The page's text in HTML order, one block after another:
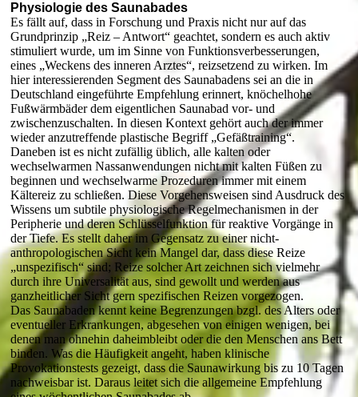
Physiologie des Saunabades
Es fällt auf, dass in Forschung und Praxis nicht nur auf das
Grundprinzip „Reiz – Antwort“ geachtet, sondern es auch aktiv
stimuliert wurde, um im Sinne von Funktionsverbesserungen,
eines „Weckens des inneren Arztes“, reizsetzend zu wirken. Im
hier interessierenden Segment des Saunabadens sei an die in
Deutschland eingeführte Empfehlung erinnert, knöchelhohe
Fußwärmbäder dem eigentlichen Saunabad vor- und
zwischenzuschalten. In diesen Kontext gehört auch der immer
wieder anzutreffende plastische Begriff „Gefäßtraining“.
Daneben ist es nicht zufällig üblich, alle kalten oder
wechselwarmen Nassanwendungen nicht mit kalten Füßen zu
beginnen und wechselwarme Prozeduren immer mit einem
Kältereiz zu schließen. Diese Vorgehensweisen sind Ausdruck des
Wissens um subtile physiologische Regelmechanismen in der
Peripherie und deren Schlüsselfunktion für reaktive Vorgänge in
der Tiefe. Es stellt daher im Gegensatz zu einer nicht-
anthropologischen Sicht kein Mangel dar, dass diese Reize
„unspezifisch“ sind; Reize solcher Art zeichnen sich vielmehr
durch ihre Universalität aus, sind gewollt und werden aus
ganzheitlicher Sicht gern spezifischen Reizen vorgezogen.
Das Saunabaden kennt keine Begrenzungen bzgl. des Alters oder
eventueller Erkrankungen, abgesehen von einigen wenigen, bei
denen man ohnehin daheimbleibt oder die den Menschen ans Bett
binden. Was die Häufigkeit angeht, haben klinische
Provokationstests gezeigt, dass die Saunawirkung bis zu 10 Tagen
nachweisbar ist. Daraus leitet sich die allgemeine Empfehlung